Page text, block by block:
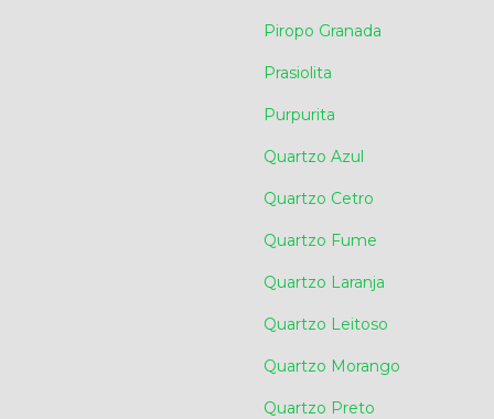
Piropo Granada
Prasiolita
Purpurita
Quartzo Azul
Quartzo Cetro
Quartzo Fume
Quartzo Laranja
Quartzo Leitoso
Quartzo Morango
Quartzo Preto